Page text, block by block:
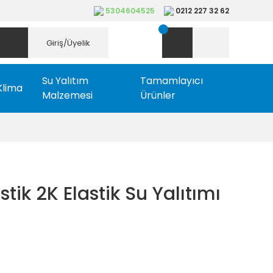
5304604525 0212 227 32 62
Giriş/Üyelik
Su Yalıtım
Malzemesi
Tamamlayıcı
Ürünler
2K Elastik Su Yalıtımı